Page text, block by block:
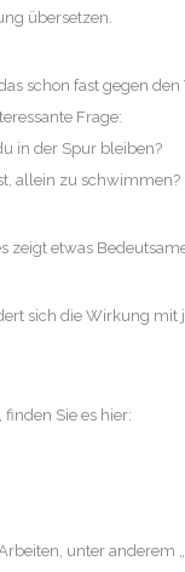
übersetzen.
schon fast gegen
Frage:
in der Spur bleiben?
allein zu schwimmen?
etwas
sich die Wirkung
Sie es hier:
unter